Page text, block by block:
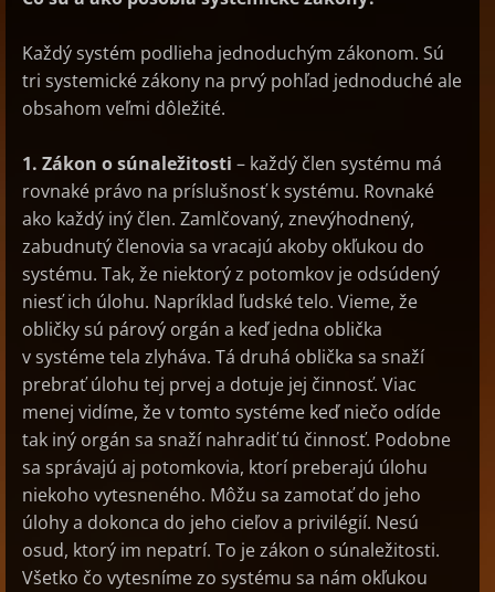
Každý systém podlieha jednoduchým zákonom. Sú
tri systemické zákony na prvý pohľad jednoduché ale
obsahom veľmi dôležité.
1. Zákon o súnaležitosti – každý člen systému má
rovnaké právo na príslušnosť k systému. Rovnaké
ako každý iný člen. Zamlčovaný, znevýhodnený,
zabudnutý členovia sa vracajú akoby okľukou do
systému. Tak, že niektorý z potomkov je odsúdený
niesť ich úlohu. Napríklad ľudské telo. Vieme, že
obličky sú párový orgán a keď jedna oblička
v systéme tela zlyháva. Tá druhá oblička sa snaží
prebrať úlohu tej prvej a dotuje jej činnosť. Viac
menej vidíme, že v tomto systéme keď niečo odíde
tak iný orgán sa snaží nahradiť tú činnosť. Podobne
sa správajú aj potomkovia, ktorí preberajú úlohu
niekoho vytesneného. Môžu sa zamotať do jeho
úlohy a dokonca do jeho cieľov a privilégií. Nesú
osud, ktorý im nepatrí. To je zákon o súnaležitosti.
Všetko čo vytesníme zo systému sa nám okľukou